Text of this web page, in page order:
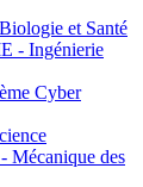
et Santé
- Ingénierie
Cyber
des